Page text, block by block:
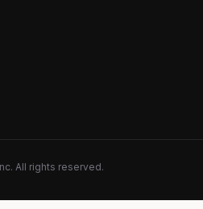
All rights reserved.